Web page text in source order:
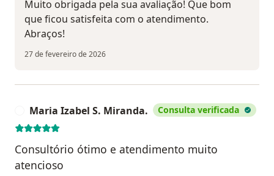
Muito obrigada pela sua avaliação! Que bom
que ficou satisfeita com o atendimento.
Abraços!
27 de fevereiro de 2026
Maria Izabel S. Miranda. Consulta verificada
Consultório ótimo e atendimento muito
atencioso